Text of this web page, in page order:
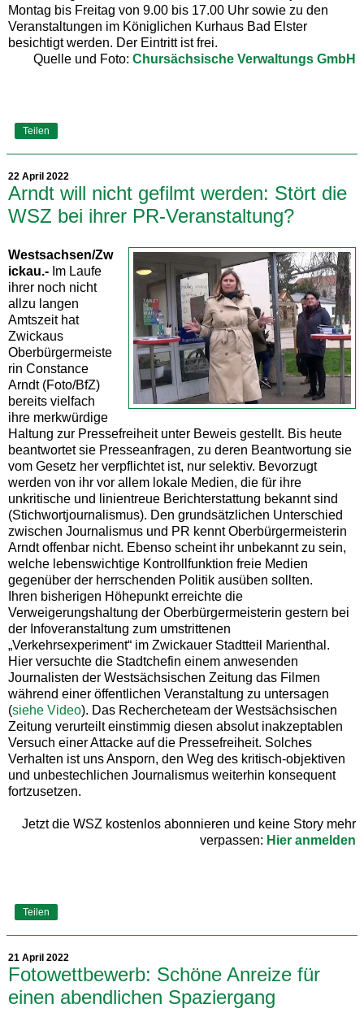
Montag bis Freitag von 9.00 bis 17.00 Uhr sowie zu den
Veranstaltungen im Königlichen Kurhaus Bad Elster
besichtigt werden. Der Eintritt ist frei.
Quelle und Foto: Chursächsische Verwaltungs GmbH
Teilen
22 April 2022
Arndt will nicht gefilmt werden: Stört die
WSZ bei ihrer PR-Veranstaltung?
Westsachsen/Zw
ickau.- Im Laufe
ihrer noch nicht
allzu langen
Amtszeit hat
Zwickaus
Oberbürgermeiste
rin Constance
Arndt (Foto/BfZ)
bereits vielfach
ihre merkwürdige
Haltung zur Pressefreiheit unter Beweis gestellt. Bis heute
beantwortet sie Presseanfragen, zu deren Beantwortung sie
vom Gesetz her verpflichtet ist, nur selektiv. Bevorzugt
werden von ihr vor allem lokale Medien, die für ihre
unkritische und linientreue Berichterstattung bekannt sind
(Stichwortjournalismus). Den grundsätzlichen Unterschied
zwischen Journalismus und PR kennt Oberbürgermeisterin
Arndt offenbar nicht. Ebenso scheint ihr unbekannt zu sein,
welche lebenswichtige Kontrollfunktion freie Medien
gegenüber der herrschenden Politik ausüben sollten.
Ihren bisherigen Höhepunkt erreichte die
Verweigerungshaltung der Oberbürgermeisterin gestern bei
der Infoveranstaltung zum umstrittenen
„Verkehrsexperiment“ im Zwickauer Stadtteil Marienthal.
Hier versuchte die Stadtchefin einem anwesenden
Journalisten der Westsächsischen Zeitung das Filmen
während einer öffentlichen Veranstaltung zu untersagen
(siehe Video). Das Rechercheteam der Westsächsischen
Zeitung verurteilt einstimmig diesen absolut inakzeptablen
Versuch einer Attacke auf die Pressefreiheit. Solches
Verhalten ist uns Ansporn, den Weg des kritisch-objektiven
und unbestechlichen Journalismus weiterhin konsequent
fortzusetzen.
Jetzt die WSZ kostenlos abonnieren und keine Story mehr
verpassen: Hier anmelden
Teilen
21 April 2022
Fotowettbewerb: Schöne Anreize für
einen abendlichen Spaziergang